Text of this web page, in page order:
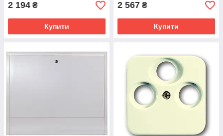
2 194 ₴
Купити
2 567 ₴
Купити